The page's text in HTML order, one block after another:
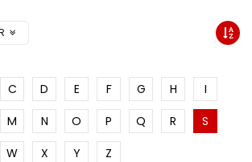
C D E F G H
I
M N O P Q R
S
W X Y Z